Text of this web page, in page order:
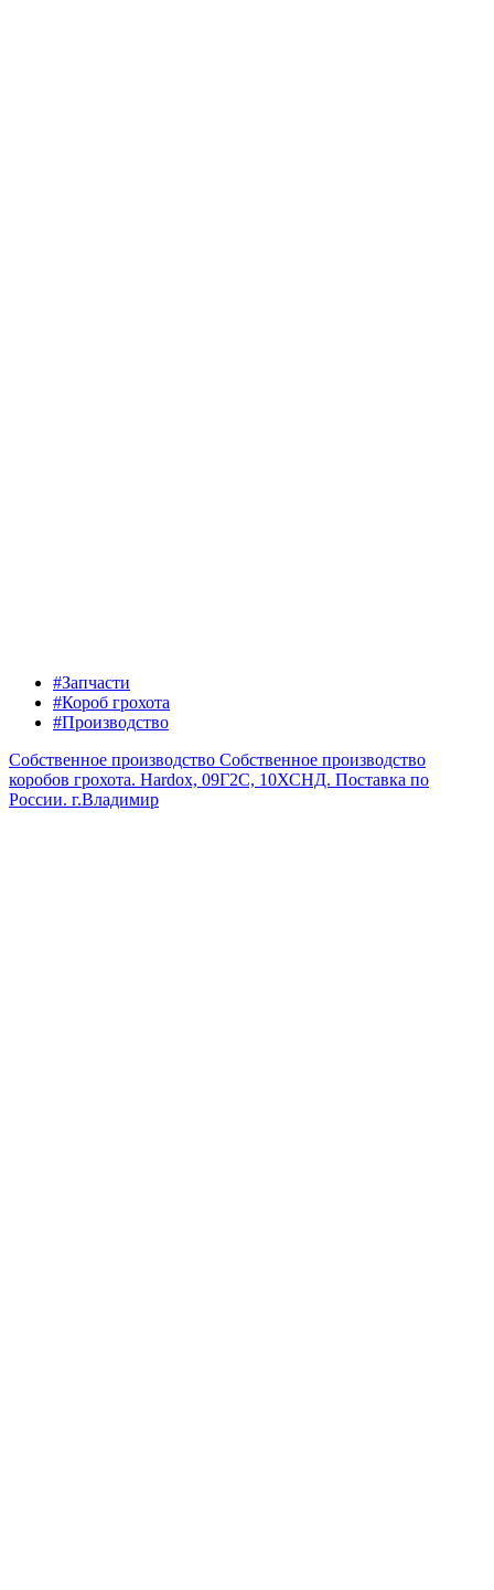
#Запчасти
#Короб грохота
#Производство
Собственное производство Собственное производство
коробов грохота. Hardox, 09Г2С, 10ХСНД. Поставка по
России. г.Владимир